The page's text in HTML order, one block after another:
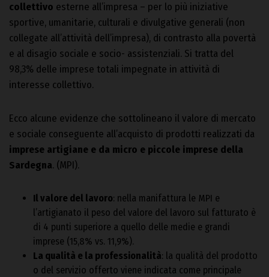
collettivo esterne all’impresa – per lo più iniziative
sportive, umanitarie, culturali e divulgative generali (non
collegate all’attività dell’impresa), di contrasto alla povertà
e al disagio sociale e socio- assistenziali. Si tratta del
98,3% delle imprese totali impegnate in attività di
interesse collettivo.
Ecco alcune evidenze che sottolineano il valore di mercato
e sociale conseguente all’acquisto di prodotti realizzati da
imprese artigiane e da micro e piccole imprese della
Sardegna. (MPI).
Il valore del lavoro: nella manifattura le MPI e
l’artigianato il peso del valore del lavoro sul fatturato è
di 4 punti superiore a quello delle medie e grandi
imprese (15,8% vs. 11,9%).
La qualità e la professionalità: la qualità del prodotto
o del servizio offerto viene indicata come principale